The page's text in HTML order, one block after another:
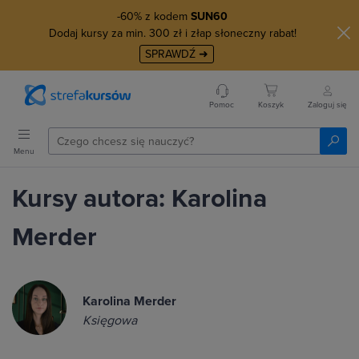
-60% z kodem SUN60
Dodaj kursy za min. 300 zł i złap słoneczny rabat!
SPRAWDŹ ➜
Pomoc Koszyk Zaloguj się
Menu
Kursy autora: Karolina
Merder
Karolina Merder
Księgowa